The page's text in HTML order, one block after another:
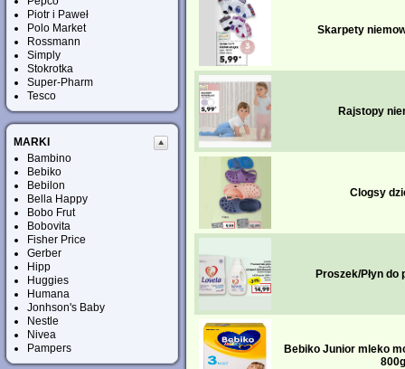
Piotr i Paweł
Polo Market
Rossmann
Simply
Stokrotka
Super-Pharm
Tesco
MARKI
Bambino
Bebiko
Bebilon
Bella Happy
Bobo Frut
Bobovita
Fisher Price
Gerber
Hipp
Huggies
Humana
Jonhson's Baby
Nestle
Nivea
Pampers
Skarpety
Rajstopy
Clogsy
Proszek/Płyn do
Bebiko Junior mleko
800g